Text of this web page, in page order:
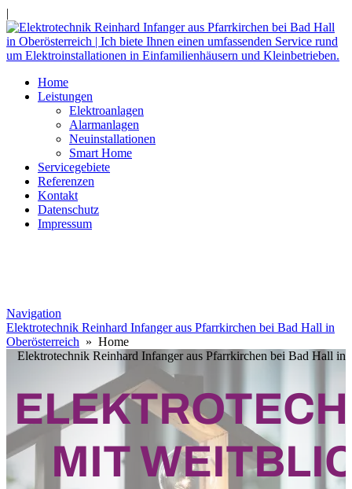
|
Home
Leistungen
Elektroanlagen
Alarmanlagen
Neuinstallationen
Smart Home
Servicegebiete
Referenzen
Kontakt
Datenschutz
Impressum
Navigation
Elektrotechnik Reinhard Infanger aus Pfarrkirchen bei Bad Hall in
Oberösterreich » Home
Elektrotechnik Reinhard Infanger aus Pfarrkirchen bei Bad Hall in
MIT